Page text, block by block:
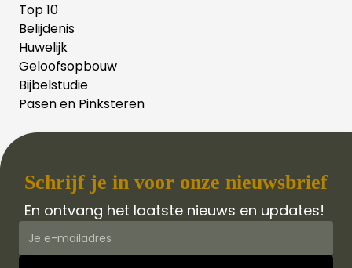
Top 10
Belijdenis
Huwelijk
Geloofsopbouw
Bijbelstudie
Pasen en Pinksteren
Schrijf je in voor onze nieuwsbrief
En ontvang het laatste nieuws en updates!